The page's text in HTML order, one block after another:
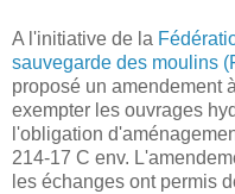
A l'initiative de la
sauvegarde des moulins
proposé un amendement
exempter les ouvrages
l'obligation
214-17 C env.
les échanges ont permis